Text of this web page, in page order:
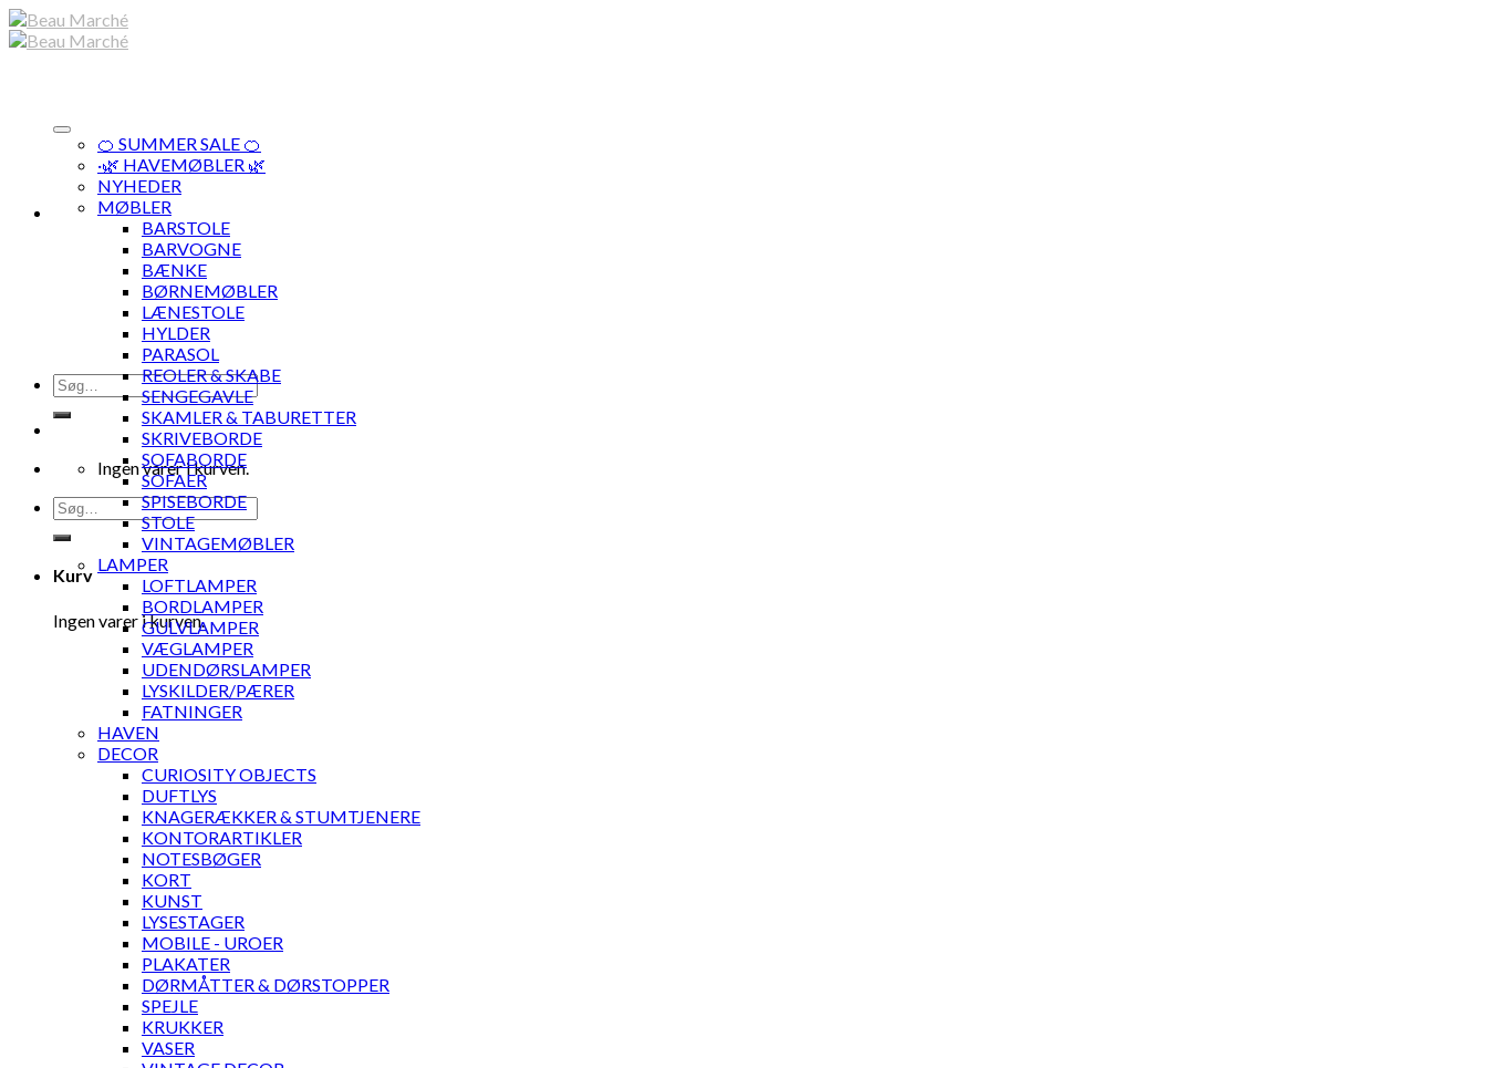
Skip
to
Søg
efter:
Ingen varer i kurven.
Søg
efter:
Kurv
Ingen varer i kurven.
🍊 SUMMER SALE 🍊
·🌿 HAVEMØBLER 🌿
NYHEDER
MØBLER
BARSTOLE
BARVOGNE
BÆNKE
BØRNEMØBLER
LÆNESTOLE
HYLDER
PARASOL
REOLER & SKABE
SENGEGAVLE
SKAMLER & TABURETTER
SKRIVEBORDE
SOFABORDE
SOFAER
SPISEBORDE
STOLE
VINTAGEMØBLER
LAMPER
LOFTLAMPER
BORDLAMPER
GULVLAMPER
VÆGLAMPER
UDENDØRSLAMPER
LYSKILDER/PÆRER
FATNINGER
HAVEN
DECOR
CURIOSITY OBJECTS
DUFTLYS
KNAGERÆKKER & STUMTJENERE
KONTORARTIKLER
NOTESBØGER
KORT
KUNST
LYSESTAGER
MOBILE - UROER
PLAKATER
DØRMÅTTER & DØRSTOPPER
SPEJLE
KRUKKER
VASER